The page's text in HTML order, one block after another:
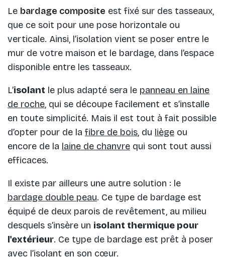
Le bardage composite est fixé sur des tasseaux,
que ce soit pour une pose horizontale ou
verticale. Ainsi, l’isolation vient se poser entre le
mur de votre maison et le bardage, dans l’espace
disponible entre les tasseaux.
L’isolant le plus adapté sera le panneau en laine
de roche, qui se découpe facilement et s’installe
en toute simplicité. Mais il est tout à fait possible
d’opter pour de la fibre de bois, du liège ou
encore de la laine de chanvre qui sont tout aussi
efficaces.
Il existe par ailleurs une autre solution : le
bardage double peau. Ce type de bardage est
équipé de deux parois de revêtement, au milieu
desquels s’insère un isolant thermique pour
l'extérieur. Ce type de bardage est prêt à poser
avec l’isolant en son cœur.